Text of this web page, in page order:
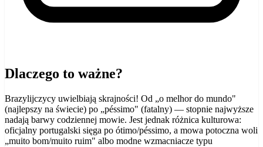
Dlaczego to ważne?
Brazylijczycy uwielbiają skrajności! Od „o melhor do mundo"
(najlepszy na świecie) po „péssimo" (fatalny) — stopnie najwyższe
nadają barwy codziennej mowie. Jest jednak różnica kulturowa:
oficjalny portugalski sięga po ótimo/péssimo, a mowa potoczna woli
„muito bom/muito ruim" albo modne wzmacniacze typu